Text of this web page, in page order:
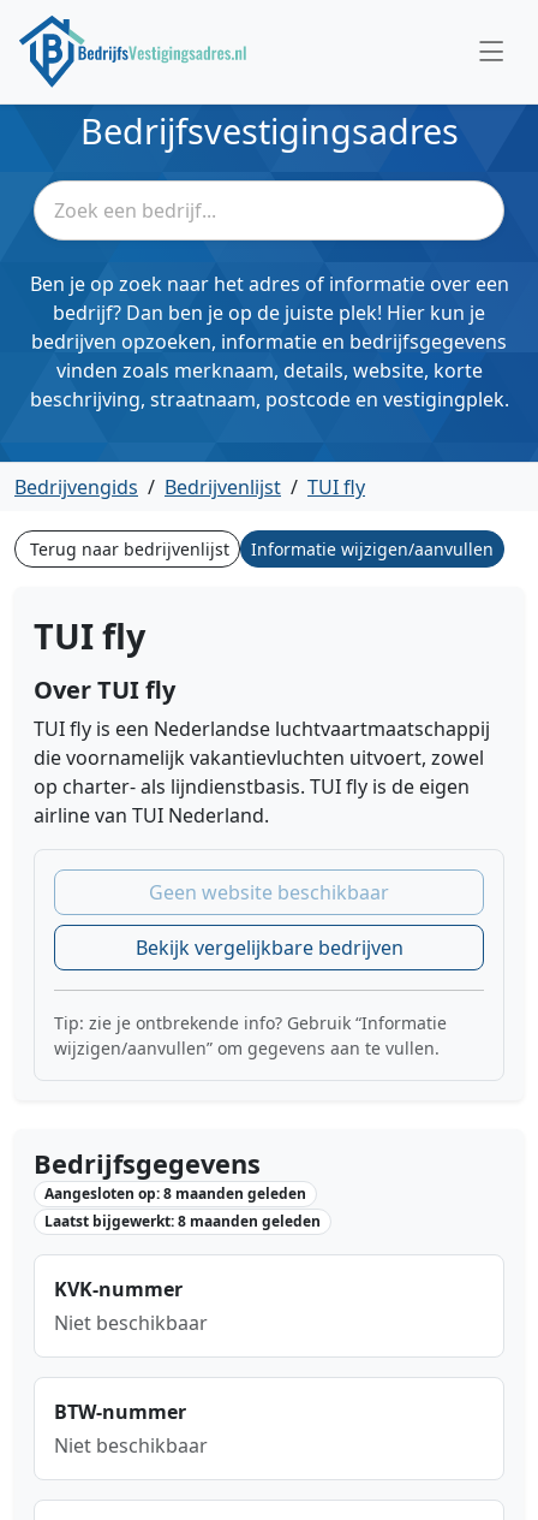
Bedrijfsvestigingsadres
Ben je op zoek naar het adres of informatie over een
bedrijf? Dan ben je op de juiste plek! Hier kun je
bedrijven opzoeken, informatie en bedrijfsgegevens
vinden zoals merknaam, details, website, korte
beschrijving, straatnaam, postcode en vestigingplek.
Bedrijvengids / Bedrijvenlijst / TUI fly
Terug naar bedrijvenlijst Informatie wijzigen/aanvullen
TUI fly
Over TUI fly
TUI fly is een Nederlandse luchtvaartmaatschappij
die voornamelijk vakantievluchten uitvoert, zowel
op charter- als lijndienstbasis. TUI fly is de eigen
airline van TUI Nederland.
Geen website beschikbaar
Bekijk vergelijkbare bedrijven
Tip: zie je ontbrekende info? Gebruik “Informatie
wijzigen/aanvullen” om gegevens aan te vullen.
Bedrijfsgegevens
Aangesloten op: 8 maanden geleden
Laatst bijgewerkt: 8 maanden geleden
KVK-nummer
Niet beschikbaar
BTW-nummer
Niet beschikbaar